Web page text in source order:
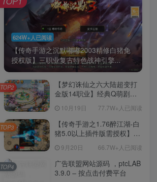
624W+人已阅读
【传奇手游之沉默嘟嘟2003精修白猪免
授权版】三职业复古特色战神引擎...
【梦幻诛仙之六大陆超变打
金版14职业】经典Q萌剧情
Linux服务端源码视频架设教
程-新版多功能GM网页后台
工具-安卓苹果IOS双端版
本！
10月19日 77.7W+人已阅读
TOP2
【传奇手游之1.76醉江湖-白
猪5.0以上插件版需授权】三
手游-Win服务端源码视频架
设教程-新版GM多功能网页
授权物品后台-九层妖塔-法宠
9月20日 66.7W+人已阅读
TOP3
广告联盟网站源码 ，ptcLAB
3.9.0 – 按点击付费平台
TOP4